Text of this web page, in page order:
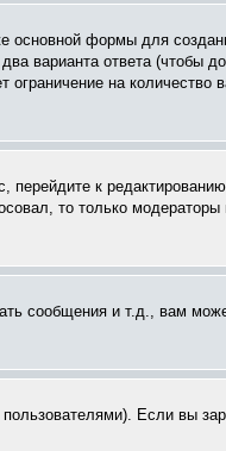
основной формы для
варианта ответа (чтобы
на количество
к
то только
сообщения и т.д., вам
Если вы